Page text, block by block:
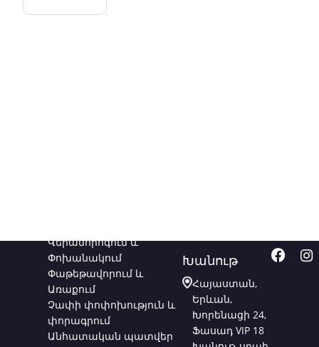
Վերանորոգում և
Փոխանակում
Փաթեթավորում և
Առաքում
Չափի փոփոխություն և
փորագրում
Անհատական պատվեր
Խանութ
Հայաստան,
Երևան,
Խորենացի 24,
Ֆասադ VIP 18